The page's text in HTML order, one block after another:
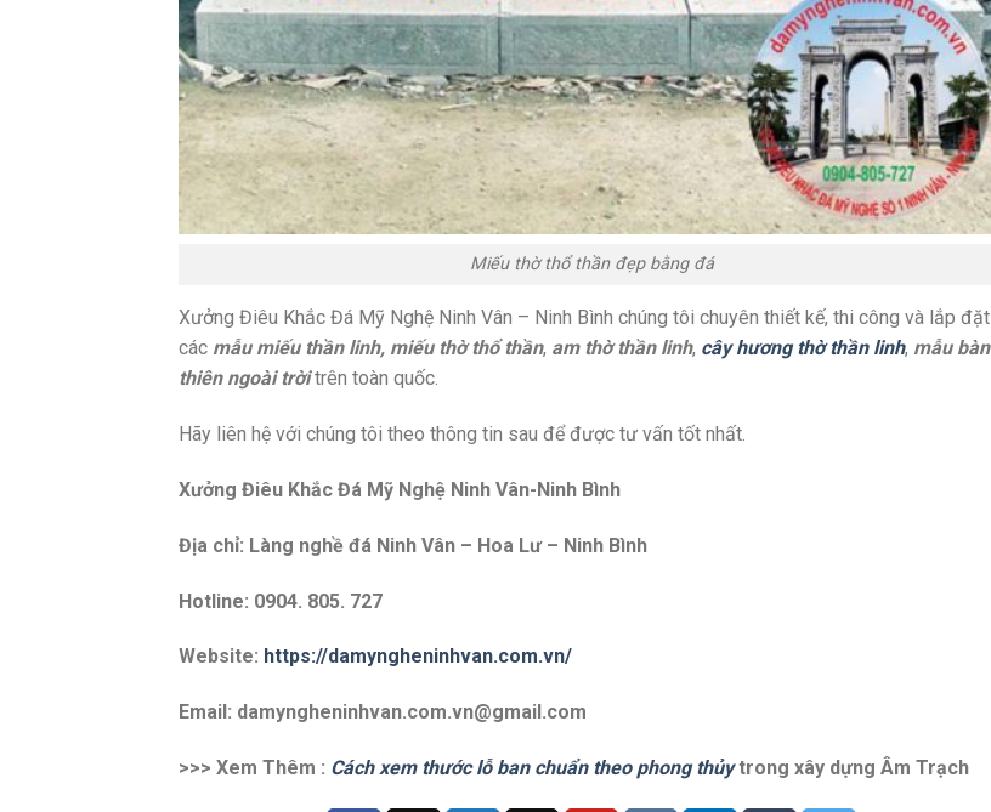
Miếu thờ thổ thần đẹp bằng đá
Xưởng Điêu Khắc Đá Mỹ Nghệ Ninh Vân – Ninh Bình chúng tôi chuyên thiết kế, thi công và lắp đặt
các mẫu miếu thần linh, miếu thờ thổ thần, am thờ thần linh, cây hương thờ thần linh, mẫu bàn
thiên ngoài trờitrên toàn quốc.
Hãy liên hệ với chúng tôi theo thông tin sau để được tư vấn tốt nhất.
Xưởng Điêu Khắc Đá Mỹ Nghệ Ninh Vân-Ninh Bình
Địa chỉ: Làng nghề đá Ninh Vân – Hoa Lư – Ninh Bình
Hotline: 0904. 805. 727
Website: https://damyngheninhvan.com.vn/
Email: damyngheninhvan.com.vn@gmail.com
>>> Xem Thêm : Cách xem thước lỗ ban chuẩn theo phong thủy trong xây dựng Âm Trạch